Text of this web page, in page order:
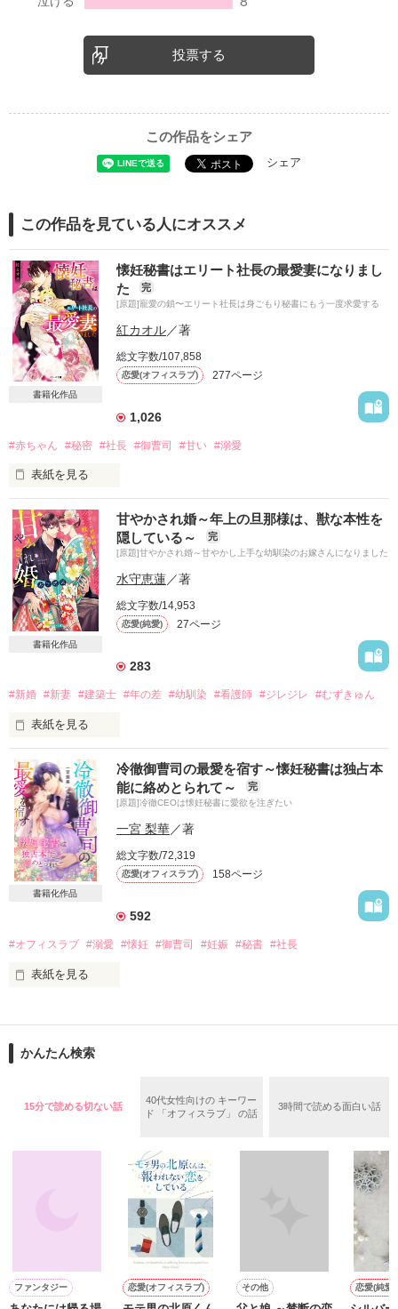
投票する
この作品をシェア
シェア
この作品を見ている人にオススメ
書籍化作品
懐妊秘書はエリート社長の最愛妻になりまし
た
完
[原題]寵愛の鎖〜エリート社長は身ごもり秘書にもう一度求愛する
紅カオル／著
総文字数/107,858
恋愛(オフィスラブ) 277ページ
1,026
#赤ちゃん #秘密 #社長 #御曹司 #甘い #溺愛
表紙を見る
手切れ金を積まれて別れた後に妊娠が発覚。
ひとり産む覚悟でひっそりと暮らしていた半年後
思わぬ形で再会して……
＊＊＊＊＊＊＊
全国にＳＣを展開する『マリオスター』社長
『マリオスター』元社長秘書
立川　里帆　26歳
＊＊＊＊＊＊＊
「もう絶対に離さないから覚悟して」
ひたすら愛を囁く亮介だけれど……
2020年1月20日
書籍化作品
甘やかされ婚～年上の旦那様は、獣な本性を
隠している～
完
[原題]甘やかされ婚～甘やかし上手な幼馴染のお嫁さんになりました
水守恵蓮／著
総文字数/14,953
恋愛(純愛) 27ページ
283
#新婚 #新妻 #建築士 #年の差 #幼馴染 #看護師 #ジレジレ #むずきゅん
表紙を見る
明るさと体力だけが取り柄
病棟看護師４年目の真由（26）
×
文句の付け所のない王子様
世界的に活躍する一級建築士の蓮（33）
出会って20年
ただの幼馴染でしかなかったのに
交際期間0日
お互いの両親に謀られ
日々忙しい頑張り屋の奥様を
『極上』ではなく『極楽』！？
昔から変わらない愛情で
いつまでも夫婦になれない
*.:･.｡**.:･.｡**.:･.｡**.:･.｡**.:･.｡
2019.10.6　完結・公開
2019.10.13 番外編UP
*.:･.｡**.:･.｡**.:･.｡**.:･.｡**.:･.｡
書籍化作品
冷徹御曹司の最愛を宿す～懐妊秘書は独占本
能に絡めとられて～
完
[原題]冷徹CEOは懐妊秘書に愛欲を注ぎたい
一宮 梨華／著
総文字数/72,319
恋愛(オフィスラブ) 158ページ
592
#オフィスラブ #溺愛 #懐妊 #御曹司 #妊娠 #秘書 #社長
表紙を見る
婚活アプリで知り合った男にお金をだまし取られ、
雨の中泣いているところを匠馬に偶然見られてしまった
社長秘書の神谷澪（28歳）
仕事は完璧でしっかり者だが恋は不器用。
「社長には関係ありません」
「俺なら、忘れさせてやれる」
かんたん検索
15分で読める切ない話
40代女性向けの キーワー
ド 「オフィスラブ」 の話
3時間で読める面白い話
ファンタジー 恋愛(オフィスラブ) その他 恋愛(純愛)